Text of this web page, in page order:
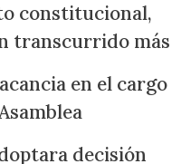
constitucional,
transcurrido más
en el cargo
decisión